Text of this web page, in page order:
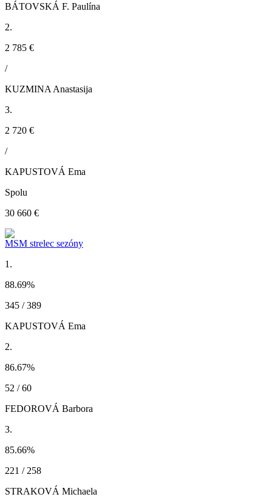
BÁTOVSKÁ F. Paulína
2.
2 785 €
/
KUZMINA Anastasija
3.
2 720 €
/
KAPUSTOVÁ Ema
Spolu
30 660 €
MSM strelec sezóny
1.
88.69%
345 / 389
KAPUSTOVÁ Ema
2.
86.67%
52 / 60
FEDOROVÁ Barbora
3.
85.66%
221 / 258
STRAKOVÁ Michaela